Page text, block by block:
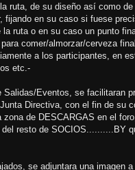
ruta, de su diseño así como
fijando en su caso si fuese
la ruta o en su caso un punto
comer/almorzar/cerveza
a los participantes, en
etc.-
Salidas/Eventos, se facilitaran
Directiva, con el fin de su
de DESCARGAS en el
resto de SOCIOS..........BY
se adjuntara una imagen a